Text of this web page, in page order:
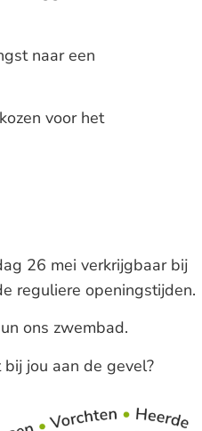
naar een
voor het
26 mei verkrijgbaar bij
reguliere openingstijden.
ons zwembad.
jou aan de gevel?